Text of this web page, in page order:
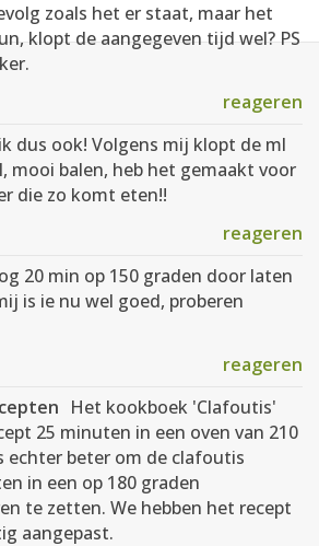
zoals het er staat, maar het
klopt de aangegeven tijd wel? PS
reageren
dus ook! Volgens mij klopt de ml
mooi balen, heb het gemaakt voor
die zo komt eten!!
reageren
20 min op 150 graden door laten
is ie nu wel goed, proberen
reageren
Het kookboek 'Clafoutis'
25 minuten in een oven van 210
echter beter om de clafoutis
in een op 180 graden
te zetten. We hebben het recept
aangepast.